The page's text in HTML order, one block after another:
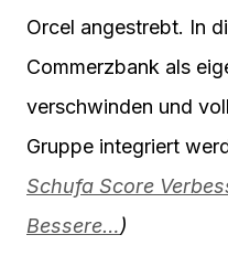
Orcel angestrebt. In
Commerzbank als
verschwinden und
Gruppe integriert
Schufa Score
Bessere…)